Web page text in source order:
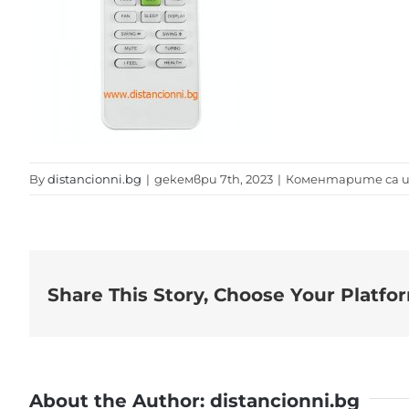
Bydistancionni.bg | декември 7th, 2023 | Коментарите са
Share This Story, Choose Your
About the Author: distancionni.bg